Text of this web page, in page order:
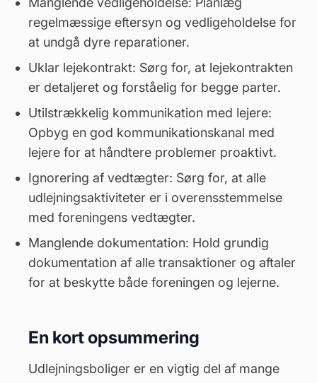
regelmæssige eftersyn og vedligeholdelse for
at undgå dyre reparationer.
Uklar lejekontrakt: Sørg for, at lejekontrakten
er detaljeret og forståelig for begge parter.
Utilstrækkelig kommunikation med lejere:
Opbyg en god kommunikationskanal med
lejere for at håndtere problemer proaktivt.
Ignorering af vedtægter: Sørg for, at alle
udlejningsaktiviteter er i overensstemmelse
med foreningens vedtægter.
Manglende dokumentation: Hold grundig
dokumentation af alle transaktioner og aftaler
for at beskytte både foreningen og lejerne.
En kort opsummering
Udlejningsboliger er en vigtig del af mange